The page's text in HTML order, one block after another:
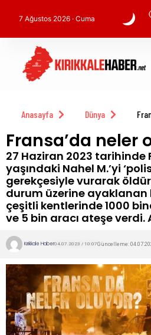
7 Ağustos 2026 · Cuma
Anasayfa Dünya
Fransa’da neler
27 Haziran 2023 tarihinde
yaşındaki Nahel M.’yi
gerekçesiyle vurarak
durum üzerine ayaklanan
çeşitli kentlerinde 1000
ve 5 bin aracı ateşe verdi.
Kırıkkale Haber04.07.2023 / 10:07Güncelleme: